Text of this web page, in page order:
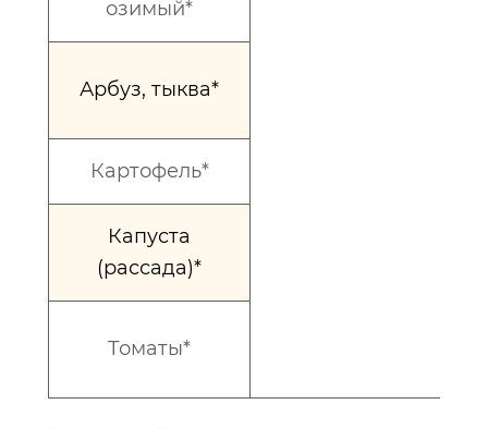
озимый*
Арбуз, тыква*
Картофель*
Капуста
(рассада)*
Томаты*